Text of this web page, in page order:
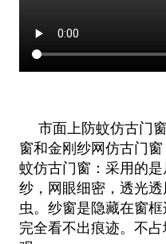
市面上防蚊仿古门
窗和金刚纱网仿古门
蚊仿古门窗：采用的
纱，网眼细密，透光
虫。纱窗是隐藏在窗
完全看不出痕迹。不